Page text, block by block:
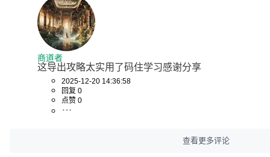
商道者
这导出攻略太实用了码住学习感谢分享
2025-12-20 14:36:58
回复 0
点赞 0
查看更多评论